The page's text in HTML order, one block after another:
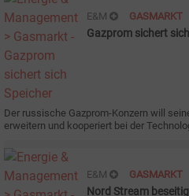
E&M GASMARKT
Gazprom sichert
Der russische Gazprom-Konzern will
erweitern und kooperiert bei der
E&M GASMARKT
Nord Stream